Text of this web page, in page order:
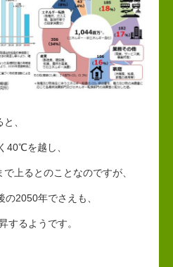
、
40℃を越し、
上るとのことなのですが、
2050年でさえも、
するようです。